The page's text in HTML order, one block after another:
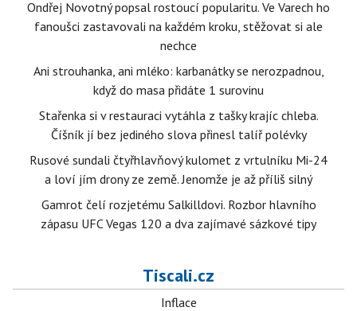
Ondřej Novotný popsal rostoucí popularitu. Ve Varech ho
fanoušci zastavovali na každém kroku, stěžovat si ale
nechce
Ani strouhanka, ani mléko: karbanátky se nerozpadnou,
když do masa přidáte 1 surovinu
Stařenka si v restauraci vytáhla z tašky krajíc chleba.
Číšník jí bez jediného slova přinesl talíř polévky
Rusové sundali čtyřhlavňový kulomet z vrtulníku Mi-24
a loví jím drony ze země. Jenomže je až příliš silný
Gamrot čelí rozjetému Salkilldovi. Rozbor hlavního
zápasu UFC Vegas 120 a dva zajímavé sázkové tipy
Tiscali.cz
Inflace